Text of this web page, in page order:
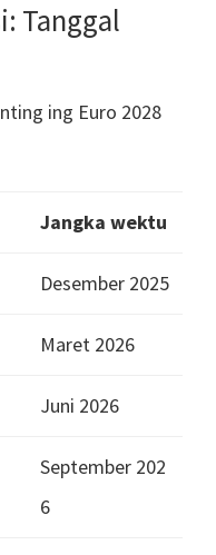
Tanggal
ing Euro 2028
Jangka wektu
Desember 2025
Maret 2026
Juni 2026
September 202
6